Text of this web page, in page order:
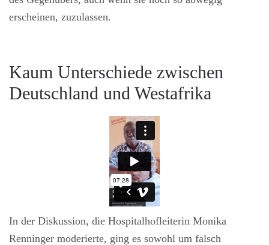
erscheinen, zuzulassen.
Kaum Unterschiede zwischen
Deutschland und Westafrika
In der Diskussion, die Hospitalhofleiterin Monika
Renninger moderierte, ging es sowohl um falsch